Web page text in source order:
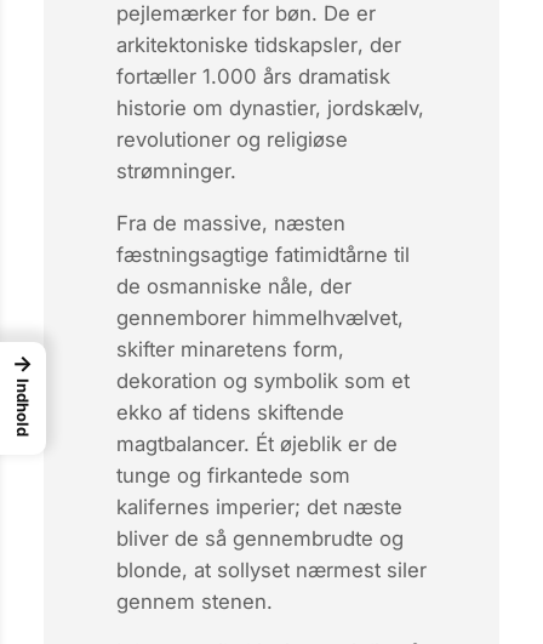
pejlemærker for bøn. De er
arkitektoniske tidskapsler, der
fortæller 1.000 års dramatisk
historie om dynastier, jordskælv,
revolutioner og religiøse
strømninger.
Fra de massive, næsten
fæstningsagtige fatimidtårne til
de osmanniske nåle, der
gennemborer himmelhvælvet,
skifter minaretens form,
dekoration og symbolik som et
ekko af tidens skiftende
magtbalancer. Ét øjeblik er de
tunge og firkantede som
kalifernes imperier; det næste
bliver de så gennembrudte og
blonde, at sollyset nærmest siler
gennem stenen.
→
Indhold